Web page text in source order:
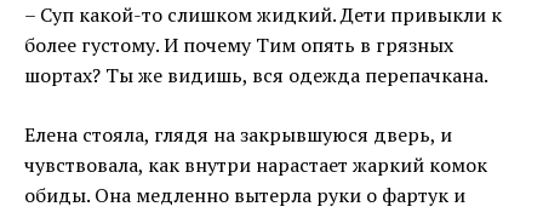
– Суп какой-то слишком жидкий. Дети привыкли к
более густому. И почему Тим опять в грязных
шортах? Ты же видишь, вся одежда перепачкана.
Елена стояла, глядя на закрывшуюся дверь, и
чувствовала, как внутри нарастает жаркий комок
обиды. Она медленно вытерла руки о фартук и